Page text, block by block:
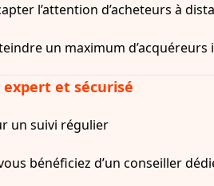
l’attention d’acheteurs à
un maximum d’acquéreurs
et sécurisé
un suivi régulier
bénéficiez d’un conseiller